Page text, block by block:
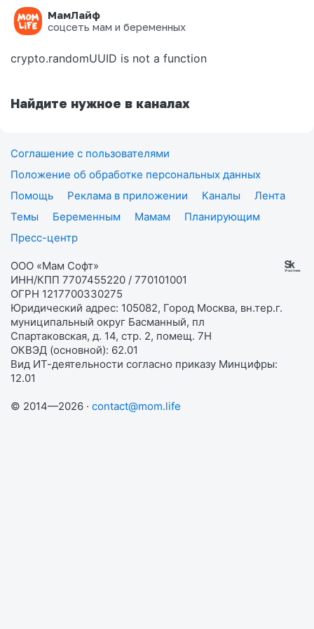
МамЛайф
соцсеть мам и беременных
Ошибка на странице
crypto.randomUUID is not a function
Найдите нужное в каналах
Соглашение с пользователями
Положение об обработке персональных данных
Помощь
Реклама в приложении Каналы
Лента
Темы
Беременным Мамам
Планирующим
Пресс-центр
ООО «Мам Софт»
ИНН/КПП 7707455220 / 770101001
ОГРН 1217700330275
Юридический адрес: 105082, Город Москва, вн.тер.г.
муниципальный округ Басманный, пл
Спартаковская, д. 14, стр. 2, помещ. 7Н
ОКВЭД (основной): 62.01
Вид ИТ-деятельности согласно приказу Минцифры:
12.01
© 2014—2026 · contact@mom.life